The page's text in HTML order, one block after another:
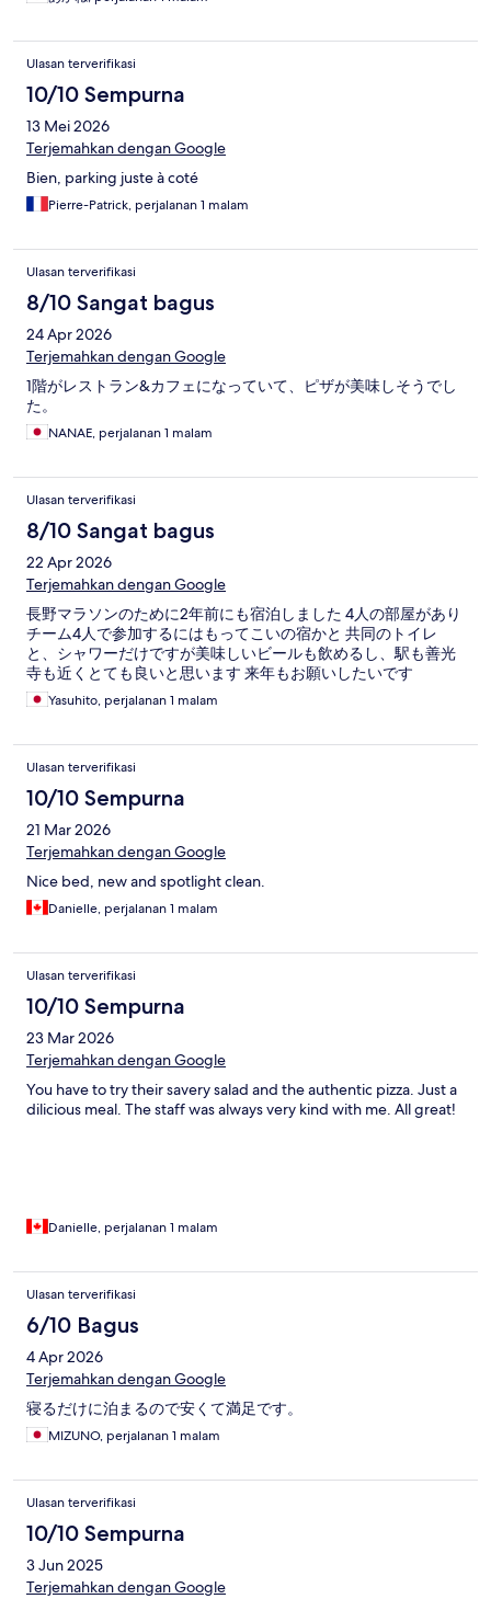
Ulasan terverifikasi
10/10 Sempurna
13 Mei 2026
Terjemahkan dengan Google
Bien, parking juste à coté
Pierre-Patrick, perjalanan 1 malam
Ulasan terverifikasi
8/10 Sangat bagus
24 Apr 2026
Terjemahkan dengan Google
1階がレストラン&カフェになっていて、ピザが美味しそうでし
た。
NANAE, perjalanan 1 malam
Ulasan terverifikasi
8/10 Sangat bagus
22 Apr 2026
Terjemahkan dengan Google
長野マラソンのために2年前にも宿泊しました 4人の部屋があり
チーム4人で参加するにはもってこいの宿かと 共同のトイレ
と、シャワーだけですが美味しいビールも飲めるし、駅も善光
寺も近くとても良いと思います 来年もお願いしたいです
Yasuhito, perjalanan 1 malam
Ulasan terverifikasi
10/10 Sempurna
21 Mar 2026
Terjemahkan dengan Google
Nice bed, new and spotlight clean.
Danielle, perjalanan 1 malam
Ulasan terverifikasi
10/10 Sempurna
23 Mar 2026
Terjemahkan dengan Google
You have to try their savery salad and the authentic pizza. Just a
dilicious meal. The staff was always very kind with me. All great!
Danielle, perjalanan 1 malam
Ulasan terverifikasi
6/10 Bagus
4 Apr 2026
Terjemahkan dengan Google
寝るだけに泊まるので安くて満足です。
MIZUNO, perjalanan 1 malam
Ulasan terverifikasi
10/10 Sempurna
3 Jun 2025
Terjemahkan dengan Google